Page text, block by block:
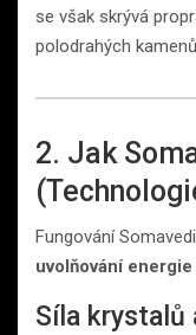
se však skrývá
polodrahých
2. Jak
Fungování
uvolňování
Síla krystalů